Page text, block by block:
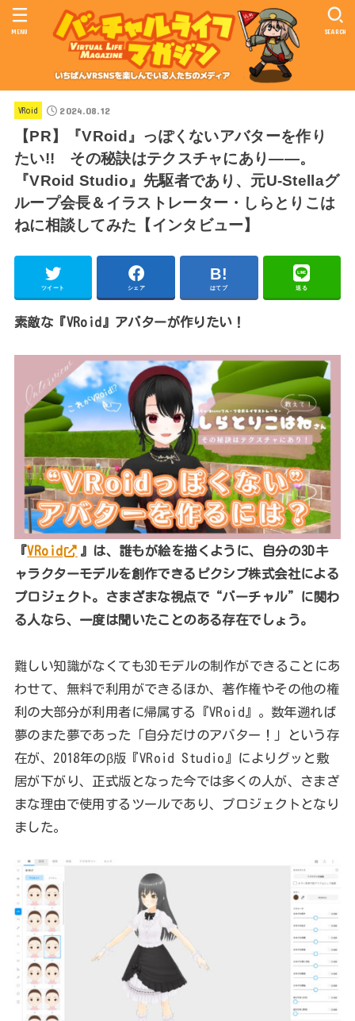
SEARCH
MENU
VRoid 2024.08.12
【PR】『VRoid』っぽくないアバターを作り
たい!! その秘訣はテクスチャにあり――。
『VRoid Studio』先駆者であり、元U-Stellaグ
ループ会長＆イラストレーター・しらとりこは
ねに相談してみた【インタビュー】
ツイート シェア はてブ 送る
素敵な『VRoid』アバターが作りたい！
『VRoid
』は、誰もが絵を描くように、自分の3Dキ
ャラクターモデルを創作できるピクシブ株式会社による
プロジェクト。さまざまな視点で“バーチャル”に関わ
る人なら、一度は聞いたことのある存在でしょう。
難しい知識がなくても3Dモデルの制作ができることにあ
わせて、無料で利用ができるほか、著作権やその他の権
利の大部分が利用者に帰属する『VRoid』。数年遡れば
夢のまた夢であった「自分だけのアバター！」という存
在が、2018年のβ版『VRoid Studio』によりグッと敷
居が下がり、正式版となった今では多くの人が、さまざ
まな理由で使用するツールであり、プロジェクトとなり
ました。